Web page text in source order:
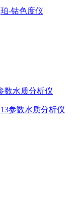
珀-钴色度仪
13参数水质分析仪